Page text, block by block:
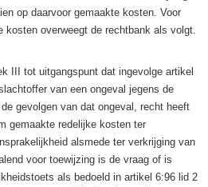
op daarvoor gemaakte kosten. Voor
kosten overweegt de rechtbank als volgt.
III tot uitgangspunt dat ingevolge artikel
van een ongeval jegens de
gevolgen van dat ongeval, recht heeft
gemaakte redelijke kosten ter
alsmede ter verkrijging van
voor toewijzing is de vraag of is
als bedoeld in artikel 6:96 lid 2